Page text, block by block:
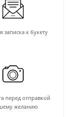
записка к букету
перед отправкой
желанию